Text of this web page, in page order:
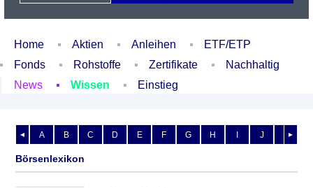
Home Aktien Anleihen
ETF/ETP
Fonds
Rohstoffe Zertifikate
Nachhaltig
News
Wissen Einstieg
◄ ►
A B C D E F G H I J K
Börsenlexikon